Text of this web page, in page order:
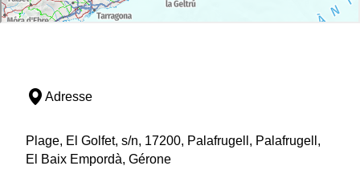
Adresse
Plage, El Golfet, s/n, 17200, Palafrugell, Palafrugell,
El Baix Empordà, Gérone